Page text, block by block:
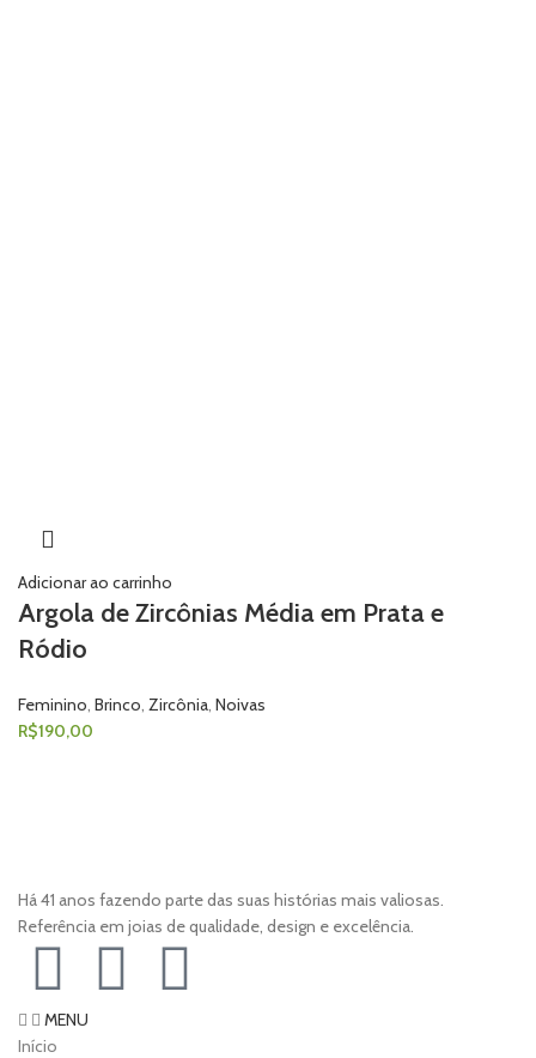
Adicionar ao carrinho
Argola de Zircônias Média em Prata e
Ródio
Feminino, Brinco, Zircônia, Noivas
R$190,00
Há 41 anos fazendo parte das suas histórias mais valiosas.
Referência em joias de qualidade, design e excelência.
MENU
Início